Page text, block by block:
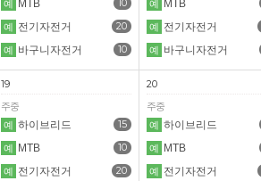
10
예
MTB
20
예 전기자전거
10
예 바구니자전거
예
MTB
예 전기자전거
예 바구니자전거
19
주중
15
예 하이브리드
10
예
MTB
20
예 전기자전거
20
주중
예 하이브리드
예
MTB
예 전기자전거